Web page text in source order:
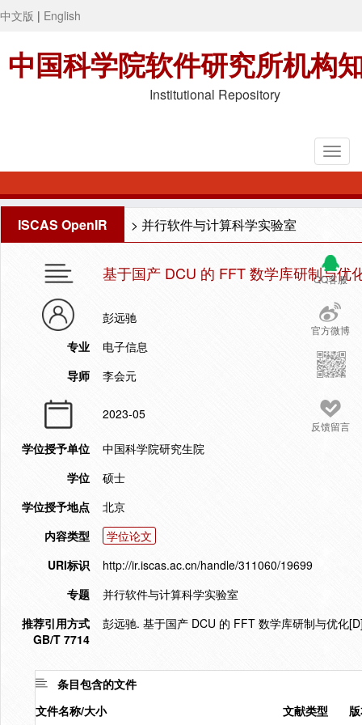
中文版 | English
中国科学院软件研究所机构
Institutional Repository
ISCAS OpenIR > 并行软件与计算科学实验室
QQ客服
官方微博
反馈留言
基于国产 DCU 的 FFT 数学库研制与优
彭远驰
专业
电子信息
导师
李会元
2023-05
学位授予单位
中国科学院研究生院
学位
硕士
学位授予地点
北京
内容类型
学位论文
URI标识
http://ir.iscas.ac.cn/handle/311060/19699
专题
并行软件与计算科学实验室
推荐引用方式
GB/T 7714
彭远驰. 基于国产 DCU 的 FFT 数学库研制与优化
条目包含的文件
文件名称/大小
文献类型